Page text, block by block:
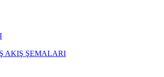
AKIŞ ŞEMALARI